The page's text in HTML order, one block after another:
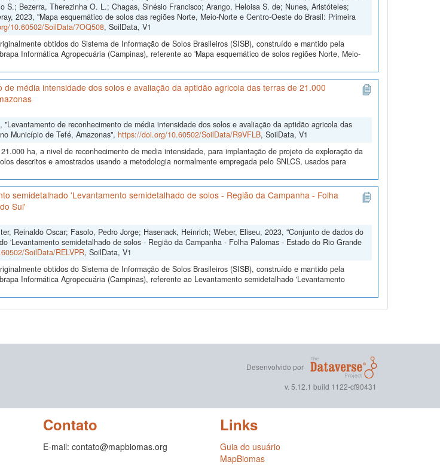
S.; Bezerra, Therezinha O. L.; Chagas, Sinésio Francisco; Arango, Heloisa S. de; Nunes, Aristóteles;
2023, "Mapa esquemático de solos das regiões Norte, Meio-Norte e Centro-Oeste do Brasil: Primeira
10.60502/SoilData/7OQ508, SoilData, V1
obtidos do Sistema de Informação de Solos Brasileiros (SISB), construído e mantido pela
Informática Agropecuária (Campinas), referente ao 'Mapa esquemático de solos regiões Norte, Meio-
média intensidade dos solos e avaliação da aptidão agricola das terras de 21.000
"Levantamento de reconhecimento de média intensidade dos solos e avaliação da aptidão agricola das
Município de Tefé, Amazonas", https://doi.org/10.60502/SoilData/R9VFLB, SoilData, V1
ha, a nivel de reconhecimento de media intensidade, para implantação de projeto de exploração da
descritos e amostrados usando a metodologia normalmente empregada pelo SNLCS, usados para
semidetalhado 'Levantamento semidetalhado de solos - Região da Campanha - Folha
Sul'
Reinaldo Oscar; Fasolo, Pedro Jorge; Hasenack, Heinrich; Weber, Eliseu, 2023, "Conjunto de dados do
'Levantamento semidetalhado de solos - Região da Campanha - Folha Palomas - Estado do Rio Grande
SoilData/RELVPR, SoilData, V1
obtidos do Sistema de Informação de Solos Brasileiros (SISB), construído e mantido pela
Informática Agropecuária (Campinas), referente ao Levantamento semidetalhado 'Levantamento
Desenvolvido por
v. 5.12.1 build 1122-cf90431
Contato
E-mail: contato@mapbiomas.org
Links
Guia do usuário
MapBiomas